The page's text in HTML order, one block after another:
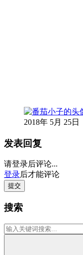
2018年 5月 25日
发表回复
请登录后评论...
登录后才能评论
提交
搜索